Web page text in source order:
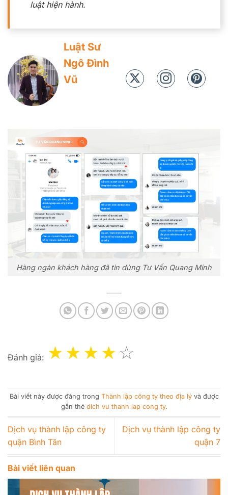
luật hiện hành.
Luật Sư
Ngô Đình
Vũ
Hàng ngàn khách hàng đã tin dùng Tư Vấn Quang Minh
Đánh giá:
Bài viết này được đăng trong Thành lập công ty theo địa lývà được
gắn thẻ dich vu thanh lap cong ty.
Dịch vụ thành lập công ty
quận Bình Tân
Dịch vụ thành lập công ty
quận 7
Bài viết liên quan